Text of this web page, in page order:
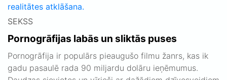
SEKSS
Pornogrāfijas labās un sliktās puses
Pornogrāfija ir populārs pieaugušo filmu žanrs, kas ik
gadu pasaulē rada 90 miljardu dolāru ieņēmumus.